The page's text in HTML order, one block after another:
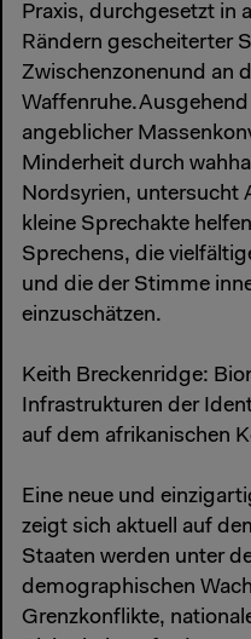
Praxis, durchgesetzt in
Rändern gescheiterter
Zwischenzonenund an
angeblicher
Minderheit durch
Nordsyrien, untersucht
kleine Sprechakte
Sprechens, die
und die der Stimme
einzuschätzen.
Keith Breckenridge:
Infrastrukturen der
auf dem afrikanischen
Eine neue und
zeigt sich aktuell auf
Staaten werden unter
demographischen
Grenzkonflikte,